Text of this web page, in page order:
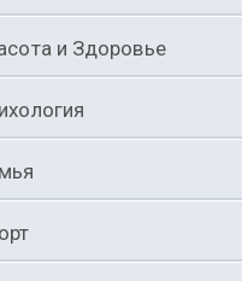
и Здоровье